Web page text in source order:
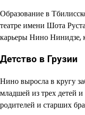
Образование в
театре имени Шота
карьеры Нино Нинидзе,
Детство в Грузии
Нино выросла в кругу
младшей из трех детей
родителей и старших